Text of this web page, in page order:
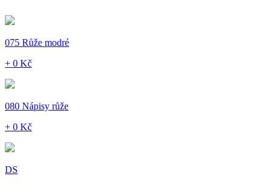
075 Růže modré
+ 0 Kč
080 Nápisy růže
+ 0 Kč
DS